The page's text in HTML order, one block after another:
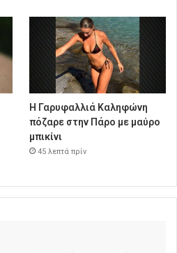
Η Γαρυφαλλιά Καληφώνη
πόζαρε στην Πάρο με μαύρο
μπικίνι
45 λεπτά πρίν